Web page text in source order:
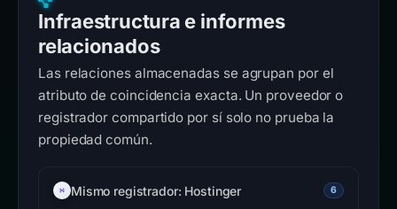
Infraestructura e informes
relacionados
Las relaciones almacenadas se agrupan por el
atributo de coincidencia exacta. Un proveedor o
registrador compartido por sí solo no prueba la
propiedad común.
Mismo registrador: Hostinger 6